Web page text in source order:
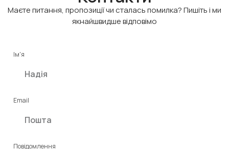
Маєте питання, пропозиції чи сталась помилка? Пишіть і ми
якнайшвидше відповімо
Ім'я
Email
Повідомлення